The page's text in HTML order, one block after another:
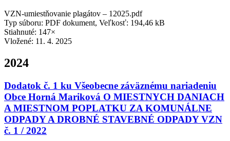
VZN-umiestňovanie plagátov – 12025.pdf
Typ súboru: PDF dokument, Veľkosť: 194,46 kB
Stiahnuté: 147×
Vložené: 11. 4. 2025
2024
Dodatok č. 1 ku Všeobecne záväznému nariadeniu
Obce Horná Mariková O MIESTNYCH DANIACH
A MIESTNOM POPLATKU ZA KOMUNÁLNE
ODPADY A DROBNÉ STAVEBNÉ ODPADY VZN
č. 1 / 2022